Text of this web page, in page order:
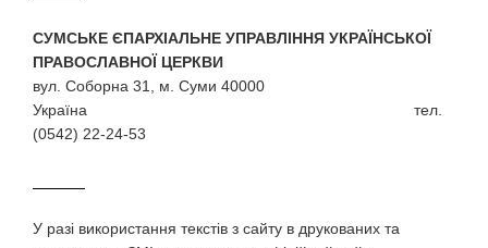
СУМСЬКЕ ЄПАРХІАЛЬНЕ УПРАВЛІННЯ УКРАЇНСЬКОЇ
ПРАВОСЛАВНОЇ ЦЕРКВИ
вул. Соборна 31, м. Суми 40000
Україна тел.
(0542) 22-24-53
У разi використання текстiв з сайту в друкованих та